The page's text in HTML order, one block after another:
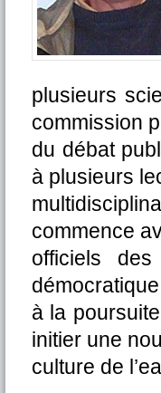
plusieurs
commission
du débat
à plusieurs
commence
officiels
à la
initier une
culture de